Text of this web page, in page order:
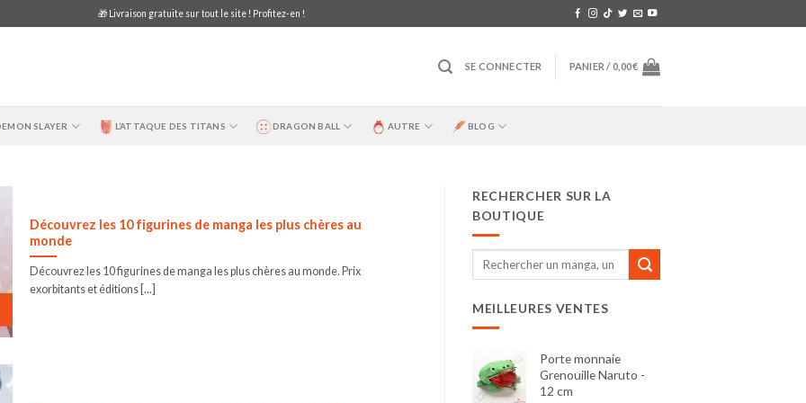
🎁 Livraison gratuite sur tout le site ! Profitez-en !
SE CONNECTER PANIER /0,00€
SLAYER L’ATTAQUE DES TITANS DRAGON BALL AUTRE BLOG
Découvrez les 10 figurines de manga les plus chères au
monde
Découvrez les 10 figurines de manga les plus chères au monde. Prix
exorbitants et éditions [...]
RECHERCHER SUR LA
BOUTIQUE
Recherche
MEILLEURES VENTES
Porte monnaie
Grenouille Naruto -
12 cm